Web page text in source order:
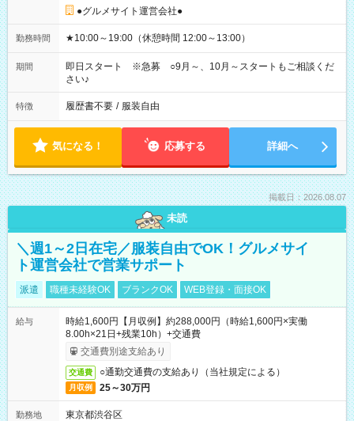
●グルメサイト運営会社●
勤務時間 ★10:00～19:00（休憩時間 12:00～13:00）
期間
即日スタート ※急募 ○9月～、10月～スタートもご相談くだ
さい♪
特徴 履歴書不要 / 服装自由
気になる！ 応募する 詳細へ
掲載日：2026.08.07
未読
＼週1～2日在宅／服装自由でOK！グルメサイ
ト運営会社で営業サポート
派遣 職種未経験OK ブランクOK WEB登録・面接OK
給与
時給1,600円【月収例】約288,000円（時給1,600円×実働
8.00h×21日+残業10h）+交通費
交通費別途支給あり
交通費 ○通勤交通費の支給あり（当社規定による）
月収例 25～30万円
勤務地
東京都渋谷区